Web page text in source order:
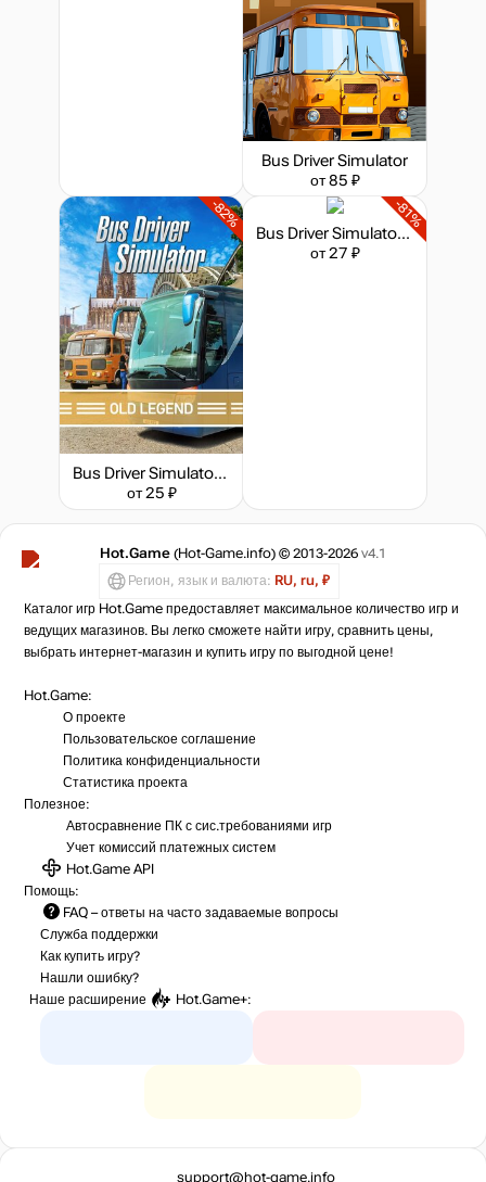
Bus Driver Simulator
от 85 ₽
-82%
Bus Driver Simulator - Old Legend
от 25 ₽
-81%
Bus Driver Simulator - Hungarian Legend
от 27 ₽
Hot.Game (Hot-Game.info) © 2013-2026 v4.1
Регион, язык и валюта: RU, ru, ₽
Каталог игр Hot.Game предоставляет максимальное количество игр и
ведущих магазинов. Вы легко сможете найти игру, сравнить цены,
выбрать интернет-магазин и купить игру по выгодной цене!
Hot.Game:
О проекте
Пользовательское соглашение
Политика конфиденциальности
Статистика проекта
Полезное:
Автосравнение ПК с сис.требованиями игр
Учет комиссий платежных систем
Hot.Game API
Помощь:
FAQ – ответы на часто задаваемые вопросы
Служба поддержки
Как купить игру?
Нашли ошибку?
Наше расширение
Hot.Game+:
support@hot-game.info